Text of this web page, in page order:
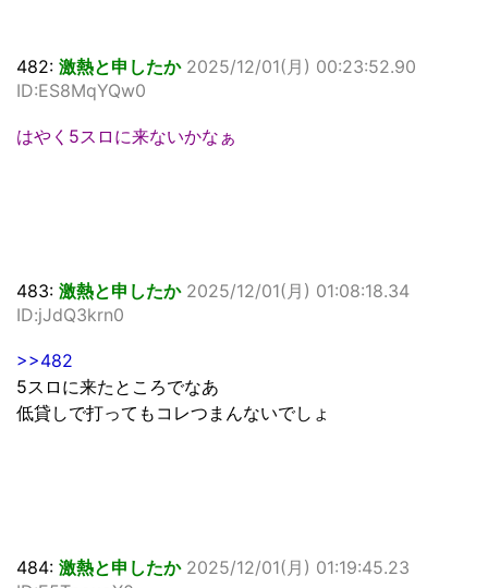
482: 激熱と申したか 2025/12/01(月) 00:23:52.90
ID:ES8MqYQw0
はやく5スロに来ないかなぁ
483: 激熱と申したか 2025/12/01(月) 01:08:18.34
ID:jJdQ3krn0
>>482
5スロに来たところでなあ
低貸しで打ってもコレつまんないでしょ
484: 激熱と申したか 2025/12/01(月) 01:19:45.23